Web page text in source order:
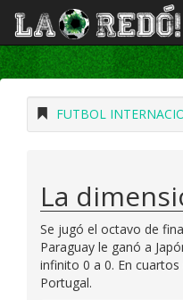
FUTBOL
La
Se jugó el octavo de
Paraguay le ganó a
infinito 0 a 0. En
Portugal.